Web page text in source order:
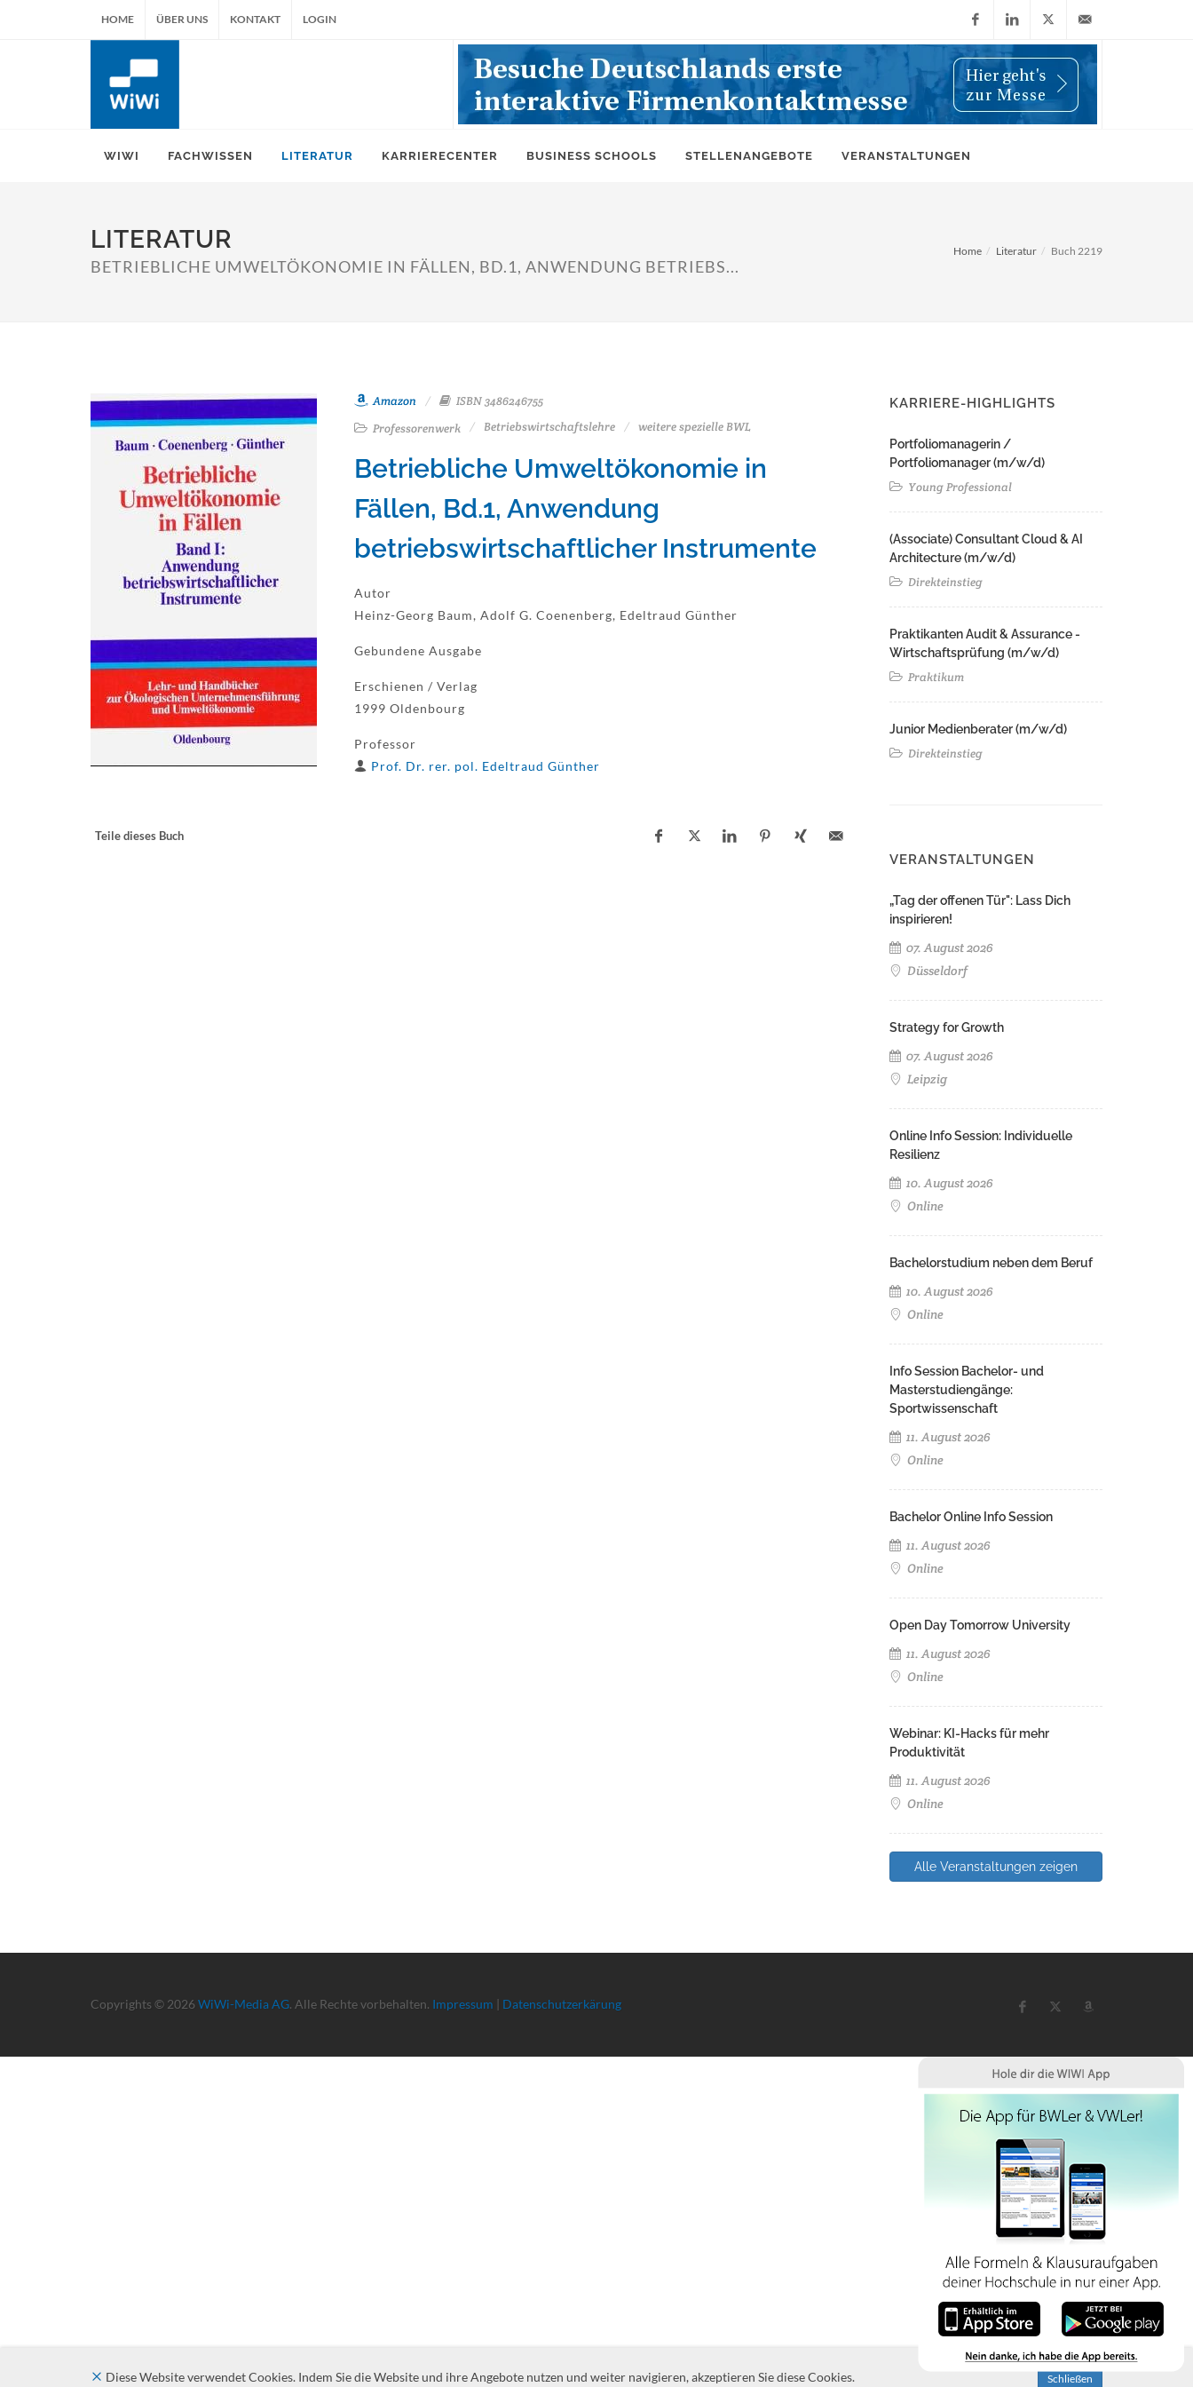
HOME ÜBER UNS KONTAKT LOGIN
FacebookLinkedIn
X
(Twitter)
info@wiwi-
WIWI FACHWISSEN LITERATUR KARRIERECENTER BUSINESS SCHOOLS STELLENANGEBOTE VERANSTALTUNGEN
LITERATUR
BETRIEBLICHE UMWELTÖKONOMIE IN FÄLLEN, BD.1, ANWENDUNG BETRIEBS...
Home Literatur Buch 2219
Amazon
ISBN 3486246755
Professorenwerk
Betriebswirtschaftslehre weitere spezielle BWL
Betriebliche Umweltökonomie in
Fällen, Bd.1, Anwendung
betriebswirtschaftlicher Instrumente
Autor
Heinz-Georg Baum, Adolf G. Coenenberg, Edeltraud Günther
Gebundene Ausgabe
Erschienen / Verlag
1999 Oldenbourg
Professor
Prof. Dr. rer. pol. Edeltraud Günther
Teile dieses Buch
KARRIERE-HIGHLIGHTS
Portfoliomanagerin /
Portfoliomanager (m/w/d)
Young Professional
(Associate) Consultant Cloud & AI
Architecture (m/w/d)​ ​
Direkteinstieg
Praktikanten Audit & Assurance -
Wirtschaftsprüfung (m/w/d)
Praktikum
Junior Medienberater (m/w/d)
Direkteinstieg
VERANSTALTUNGEN
„Tag der offenen Tür": Lass Dich
inspirieren!
07. August 2026
Düsseldorf
Strategy for Growth
07. August 2026
Leipzig
Online Info Session: Individuelle
Resilienz
10. August 2026
Online
Bachelorstudium neben dem Beruf
10. August 2026
Online
Info Session Bachelor- und
Masterstudiengänge:
Sportwissenschaft
11. August 2026
Online
Bachelor Online Info Session
11. August 2026
Online
Open Day Tomorrow University
11. August 2026
Online
Webinar: KI-Hacks für mehr
Produktivität
11. August 2026
Online
Alle Veranstaltungen zeigen
Copyrights © 2026 WiWi-Media AG. Alle Rechte vorbehalten. Impressum | Datenschutzerkärung
Diese Website verwendet Cookies. Indem Sie die Website und ihre Angebote nutzen und weiter navigieren, akzeptieren Sie diese Cookies. Schließen